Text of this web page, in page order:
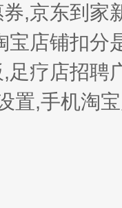
,京东到家
宝店铺扣分
足疗店招聘
置,手机淘